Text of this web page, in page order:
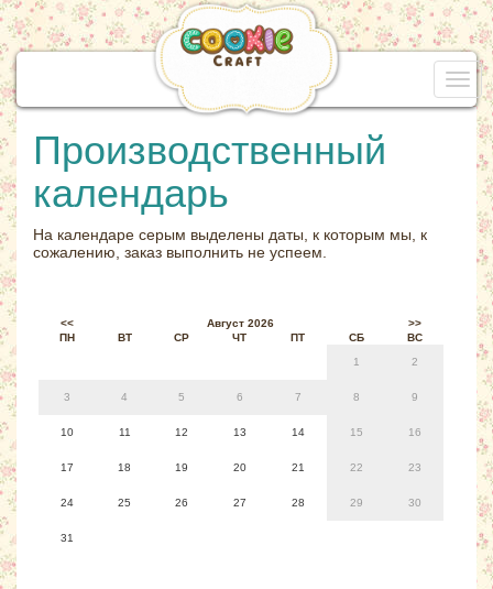
Производственный
календарь
На календаре серым выделены даты, к которым мы, к
сожалению, заказ выполнить не успеем.
<< Август 2026
>>
ПН
ВТ СР ЧТ ПТ СБ
ВС
1
2
3 4 5 6 7 8 9
10 11 12 13 14 15 16
17 18 19 20 21 22 23
24 25 26 27 28 29 30
31